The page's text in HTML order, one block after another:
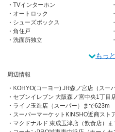
TVインターホン
オートロック
シューズボックス
角住戸
洗面所独立
もっ
周辺情報
KOHYO(コーヨー) JR森ノ宮店（スー
セブンイレブン 大阪森ノ宮中央1丁目
ライフ玉造店（スーパー）まで623m
スーパーマーケットKINSHO近商スト
マクドナルド 東成玉津店（飲食店）